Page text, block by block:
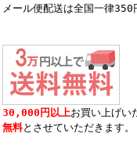
メール便配送は全国一律350
30,000円以上お買い上げい
無料とさせていただきます。